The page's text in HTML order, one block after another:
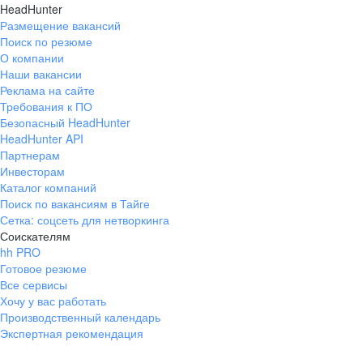
HeadHunter
Размещение вакансий
Поиск по резюме
О компании
Наши вакансии
Реклама на сайте
Требования к ПО
Безопасный HeadHunter
HeadHunter API
Партнерам
Инвесторам
Каталог компаний
Поиск по вакансиям в Тайге
Сетка: соцсеть для нетворкинга
Соискателям
hh PRO
Готовое резюме
Все сервисы
Хочу у вас работать
Производственный календарь
Экспертная рекомендация